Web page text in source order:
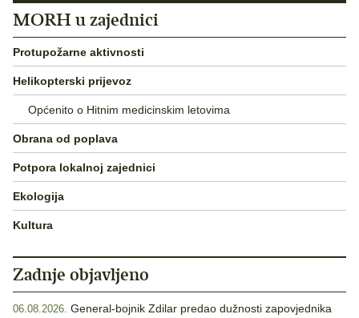
MORH u zajednici
Protupožarne aktivnosti
Helikopterski prijevoz
Općenito o Hitnim medicinskim letovima
Obrana od poplava
Potpora lokalnoj zajednici
Ekologija
Kultura
Zadnje objavljeno
06.08.2026. General-bojnik Zdilar predao dužnosti zapovjednika